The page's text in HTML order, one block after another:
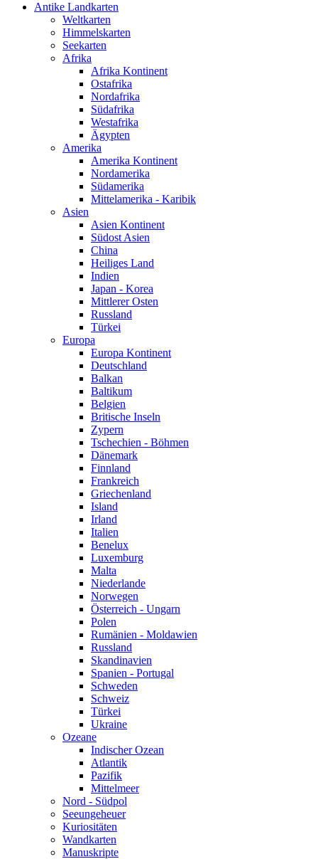
Antike Landkarten
Weltkarten
Himmelskarten
Seekarten
Afrika
Afrika Kontinent
Ostafrika
Nordafrika
Südafrika
Westafrika
Ägypten
Amerika
Amerika Kontinent
Nordamerika
Südamerika
Mittelamerika - Karibik
Asien
Asien Kontinent
Südost Asien
China
Heiliges Land
Indien
Japan - Korea
Mittlerer Osten
Russland
Türkei
Europa
Europa Kontinent
Deutschland
Balkan
Baltikum
Belgien
Britische Inseln
Zypern
Tschechien - Böhmen
Dänemark
Finnland
Frankreich
Griechenland
Island
Irland
Italien
Benelux
Luxemburg
Malta
Niederlande
Norwegen
Österreich - Ungarn
Polen
Rumänien - Moldawien
Russland
Skandinavien
Spanien - Portugal
Schweden
Schweiz
Türkei
Ukraine
Ozeane
Indischer Ozean
Atlantik
Pazifik
Mittelmeer
Nord - Südpol
Seeungeheuer
Kuriositäten
Wandkarten
Manuskripte